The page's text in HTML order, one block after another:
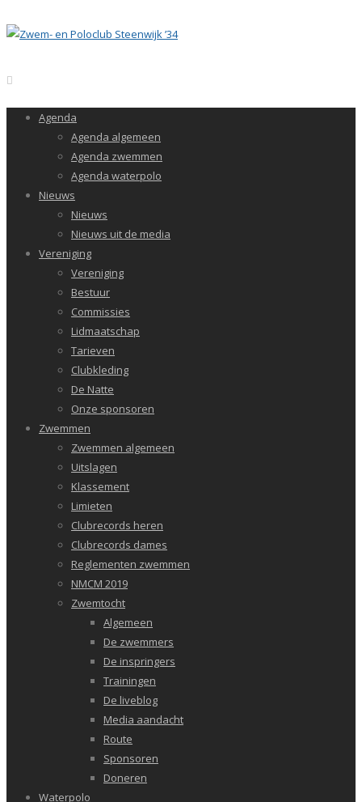
Agenda
Agenda algemeen
Agenda zwemmen
Agenda waterpolo
Nieuws
Nieuws
Nieuws uit de media
Vereniging
Vereniging
Bestuur
Commissies
Lidmaatschap
Tarieven
Clubkleding
De Natte
Onze sponsoren
Zwemmen
Zwemmen algemeen
Uitslagen
Klassement
Limieten
Clubrecords heren
Clubrecords dames
Reglementen zwemmen
NMCM 2019
Zwemtocht
Algemeen
De zwemmers
De inspringers
Trainingen
De liveblog
Media aandacht
Route
Sponsoren
Doneren
Waterpolo